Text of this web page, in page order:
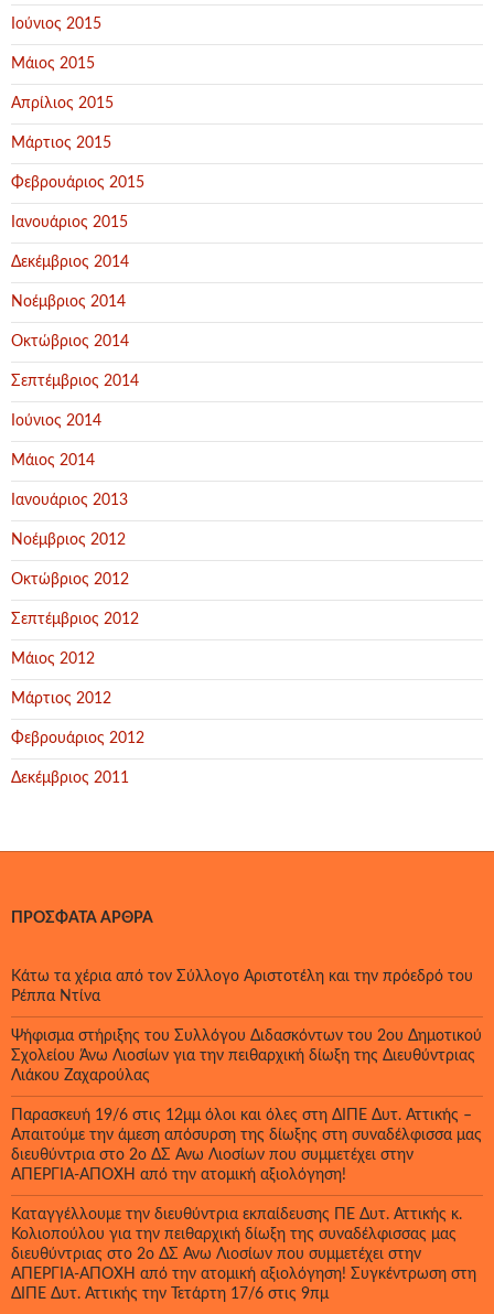
Ιούνιος 2015
Μάιος 2015
Απρίλιος 2015
Μάρτιος 2015
Φεβρουάριος 2015
Ιανουάριος 2015
Δεκέμβριος 2014
Νοέμβριος 2014
Οκτώβριος 2014
Σεπτέμβριος 2014
Ιούνιος 2014
Μάιος 2014
Ιανουάριος 2013
Νοέμβριος 2012
Οκτώβριος 2012
Σεπτέμβριος 2012
Μάιος 2012
Μάρτιος 2012
Φεβρουάριος 2012
Δεκέμβριος 2011
ΠΡΌΣΦΑΤΑ ΆΡΘΡΑ
Κάτω τα χέρια από τον Σύλλογο Αριστοτέλη και την πρόεδρό του
Ρέππα Ντίνα
Ψήφισμα στήριξης του Συλλόγου Διδασκόντων του 2ου Δημοτικού
Σχολείου Άνω Λιοσίων για την πειθαρχική δίωξη της Διευθύντριας
Λιάκου Ζαχαρούλας
Παρασκευή 19/6 στις 12μμ όλοι και όλες στη ΔΙΠΕ Δυτ. Αττικής –
Απαιτούμε την άμεση απόσυρση της δίωξης στη συναδέλφισσα μας
διευθύντρια στο 2ο ΔΣ Άνω Λιοσίων που συμμετέχει στην
ΑΠΕΡΓΙΑ-ΑΠΟΧΗ από την ατομική αξιολόγηση!
Καταγγέλλουμε την διευθύντρια εκπαίδευσης ΠΕ Δυτ. Αττικής κ.
Κολιοπούλου για την πειθαρχική δίωξη της συναδέλφισσας μας
διευθύντριας στο 2ο ΔΣ Άνω Λιοσίων που συμμετέχει στην
ΑΠΕΡΓΙΑ-ΑΠΟΧΗ από την ατομική αξιολόγηση! Συγκέντρωση στη
ΔΙΠΕ Δυτ. Αττικής την Τετάρτη 17/6 στις 9πμ